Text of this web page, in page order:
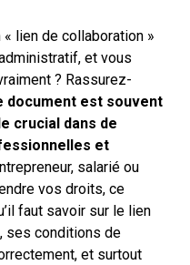
« lien de collaboration »
et vous
? Rassurez-
document est souvent
crucial dans de
et
salarié ou
vos droits, ce
faut savoir sur le lien
ses conditions de
et surtout